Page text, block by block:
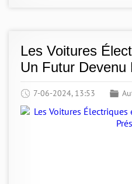
Les Voitures
Un Futur Devenu
7-06-2024, 13:53